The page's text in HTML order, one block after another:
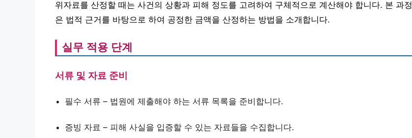
위자료를 산정할 때는 사건의 상황과 피해 정도를 고려하여 구체적으로 계산해야 합니다. 본 과정
은 법적 근거를 바탕으로 하여 공정한 금액을 산정하는 방법을 소개합니다.
실무 적용 단계
서류 및 자료 준비
필수 서류 – 법원에 제출해야 하는 서류 목록을 준비합니다.
증빙 자료 – 피해 사실을 입증할 수 있는 자료들을 수집합니다.